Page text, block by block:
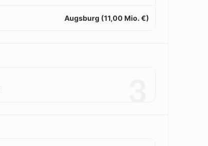
Augsburg (11,00 Mio. €)